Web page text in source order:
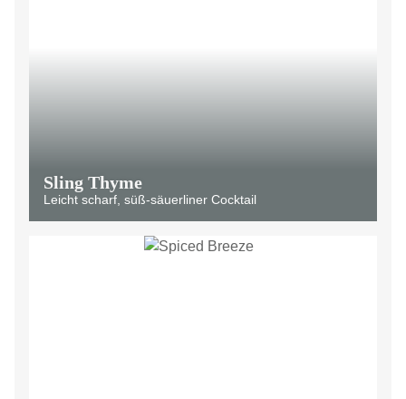
Sling Thyme
Leicht scharf, süß-säuerliner Cocktail